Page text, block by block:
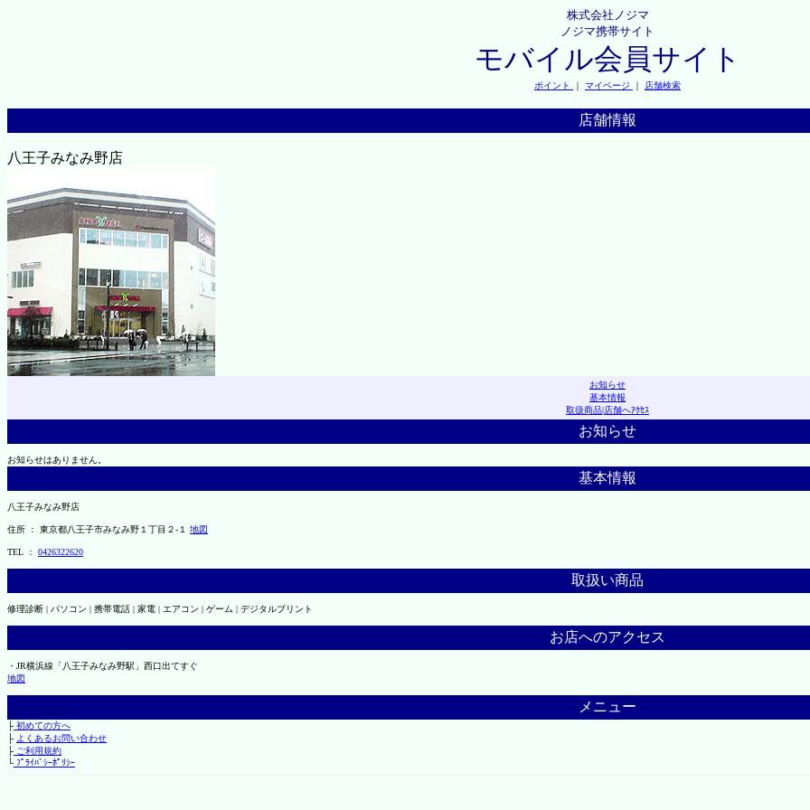
株式会社ノジマ
ノジマ携帯サイト
モバイル会員サイト
ポイント ｜ マイページ ｜ 店舗検索
店舗情報
八王子みなみ野店
お知らせ
基本情報
取扱商品|店舗へｱｸｾｽ
お知らせ
お知らせはありません。
基本情報
八王子みなみ野店
住所 ： 東京都八王子市みなみ野１丁目２-１ 地図
TEL ： 0426322620
取扱い商品
修理診断 | パソコン | 携帯電話 | 家電 | エアコン | ゲーム | デジタルプリント
お店へのアクセス
・JR横浜線「八王子みなみ野駅」西口出てすぐ
地図
メニュー
├初めての方へ
├ よくあるお問い合わせ
├ご利用規約
└ﾌﾟﾗｲﾊﾞｼｰﾎﾟﾘｼｰ